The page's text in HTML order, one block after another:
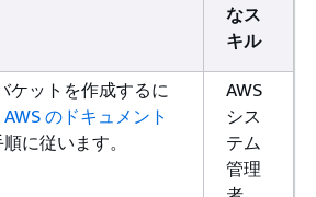
なス
キル
ケットを作成するに
AWS のドキュメント
に従います。
AWS
シス
テム
管理